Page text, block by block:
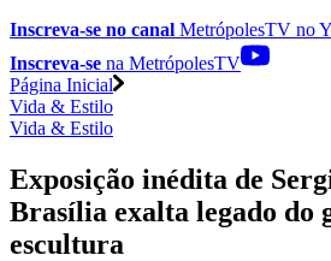
Inscreva-se no canal MetrópolesTV no
Inscreva-se na MetrópolesTV
Página Inicial
Vida & Estilo
Vida & Estilo
Exposição inédita de
Brasília exalta legado do
escultura